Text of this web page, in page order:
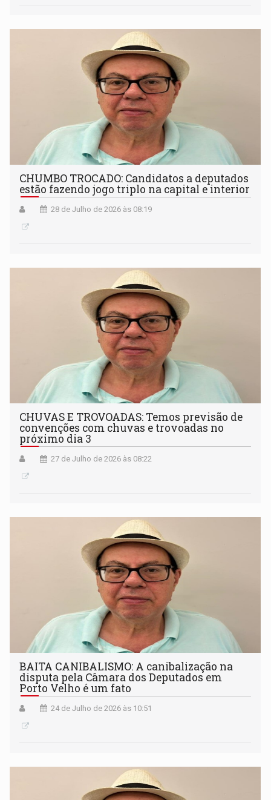
CHUMBO TROCADO: Candidatos a deputados
estão fazendo jogo triplo na capital e interior
28 de Julho de 2026 às 08:19
CHUVAS E TROVOADAS: Temos previsão de
convenções com chuvas e trovoadas no
próximo dia 3
27 de Julho de 2026 às 08:22
BAITA CANIBALISMO: A canibalização na
disputa pela Câmara dos Deputados em
Porto Velho é um fato
24 de Julho de 2026 às 10:51